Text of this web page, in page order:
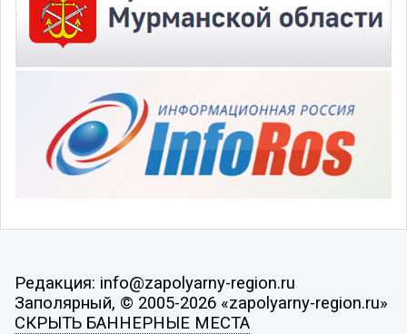
Редакция: info@zapolyarny-region.ru
Заполярный, © 2005-2026 «zapolyarny-region.ru»
СКРЫТЬ БАННЕРНЫЕ МЕСТА